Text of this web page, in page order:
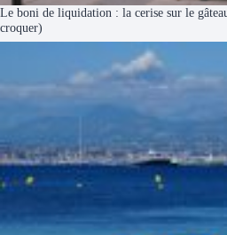
Le boni de liquidation : la cerise sur le
croquer)